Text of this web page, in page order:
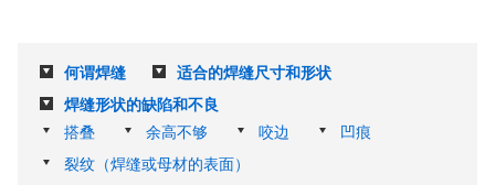
何谓焊缝
适合的焊缝尺寸和形状
焊缝形状的缺陷和不良
搭叠
余高不够 咬边
凹痕
裂纹（焊缝或母材的表面）